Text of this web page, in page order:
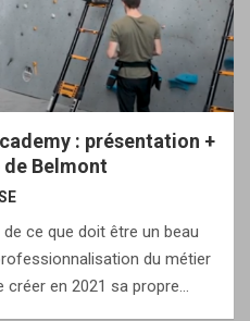
: présentation +
Belmont
ce que doit être un beau
du métier
créer en 2021 sa propre…